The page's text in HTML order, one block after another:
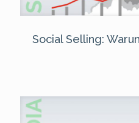
Social Selling: